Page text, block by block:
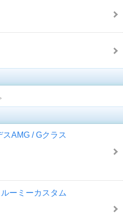
スAMG / Gクラス
ルーミーカスタム